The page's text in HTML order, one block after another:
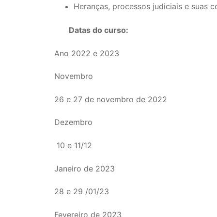
Heranças, processos judiciais e suas
Datas do curso:
Ano 2022 e 2023
Novembro
26 e 27 de novembro de 2022
Dezembro
10 e 11/12
Janeiro de 2023
28 e 29 /01/23
Fevereiro de 2023